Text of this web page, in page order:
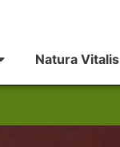
Natura Vitalis